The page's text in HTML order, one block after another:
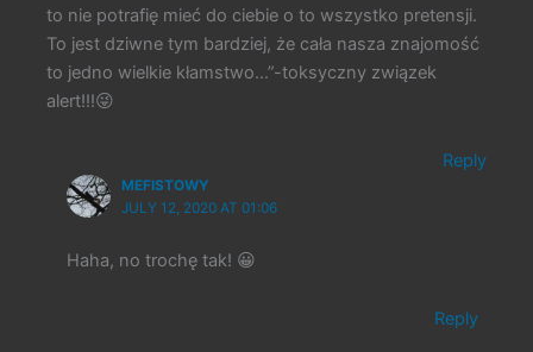
to nie potrafię mieć do ciebie o to wszystko pretensji.
To jest dziwne tym bardziej, że cała nasza znajomość
to jedno wielkie kłamstwo…”-toksyczny związek
alert!!!😜
Reply
MEFISTOWY
JULY 12, 2020 AT 01:06
Haha, no trochę tak! 😀
Reply